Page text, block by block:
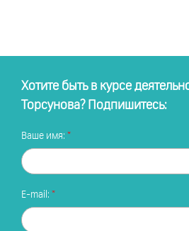
Хотите быть в курсе
Торсунова? Подпишитесь:
Ваше имя:
E-mail: